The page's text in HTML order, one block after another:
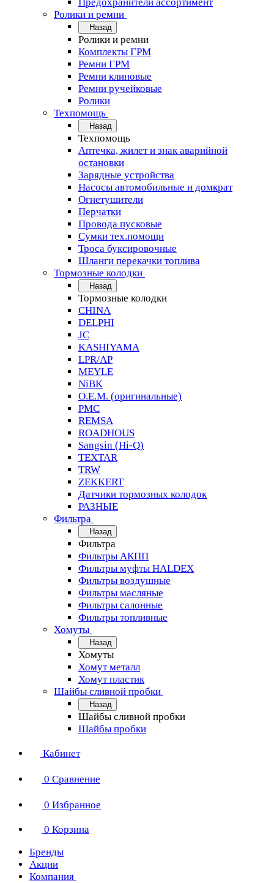
Ролики и ремни
Назад
Ролики и ремни
Комплекты ГРМ
Ремни ГРМ
Ремни клиновые
Ремни ручейковые
Ролики
Техпомощь
Назад
Техпомощь
Аптечка, жилет и знак аварийной
остановки
Зарядные устройства
Насосы автомобильные и домкрат
Огнетушители
Перчатки
Провода пусковые
Сумки тех.помощи
Троса буксировочные
Шланги перекачки топлива
Тормозные колодки
Назад
Тормозные колодки
CHINA
DELPHI
JC
KASHIYAMA
LPR/AP
MEYLE
NiBK
O.E.M. (оригинальные)
PMC
REMSA
ROADHOUS
Sangsin (Hi-Q)
TEXTAR
TRW
ZEKKERT
Датчики тормозных колодок
РАЗНЫЕ
Фильтра
Назад
Фильтра
Фильтры АКПП
Фильтры муфты HALDEX
Фильтры воздушные
Фильтры масляные
Фильтры салонные
Фильтры топливные
Хомуты
Назад
Хомуты
Хомут металл
Хомут пластик
Шайбы сливной пробки
Назад
Шайбы сливной пробки
Шайбы пробки
Кабинет
0 Сравнение
0 Избранное
0 Корзина
Бренды
Акции
Компания